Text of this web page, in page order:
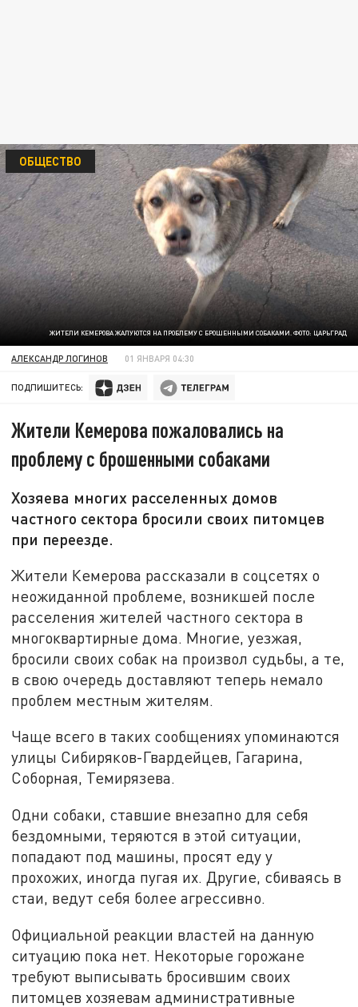
ЖИТЕЛИ КЕМЕРОВА ЖАЛУЮТСЯ НА ПРОБЛЕМУ С БРОШЕННЫМИ СОБАКАМИ. ФОТО: ЦАРЬГРАД
ОБЩЕСТВО
АЛЕКСАНДР ЛОГИНОВ 01 ЯНВАРЯ 04:30
ПОДПИШИТЕСЬ:
Жители Кемерова пожаловались на
проблему с брошенными собаками
Хозяева многих расселенных домов
частного сектора бросили своих питомцев
при переезде.
Жители Кемерова рассказали в соцсетях о
неожиданной проблеме, возникшей после
расселения жителей частного сектора в
многоквартирные дома. Многие, уезжая,
бросили своих собак на произвол судьбы, а те,
в свою очередь доставляют теперь немало
проблем местным жителям.
Чаще всего в таких сообщениях упоминаются
улицы Сибиряков-Гвардейцев, Гагарина,
Соборная, Темирязева.
Одни собаки, ставшие внезапно для себя
бездомными, теряются в этой ситуации,
попадают под машины, просят еду у
прохожих, иногда пугая их. Другие, сбиваясь в
стаи, ведут себя более агрессивно.
Официальной реакции властей на данную
ситуацию пока нет. Некоторые горожане
требуют выписывать бросившим своих
питомцев хозяевам административные